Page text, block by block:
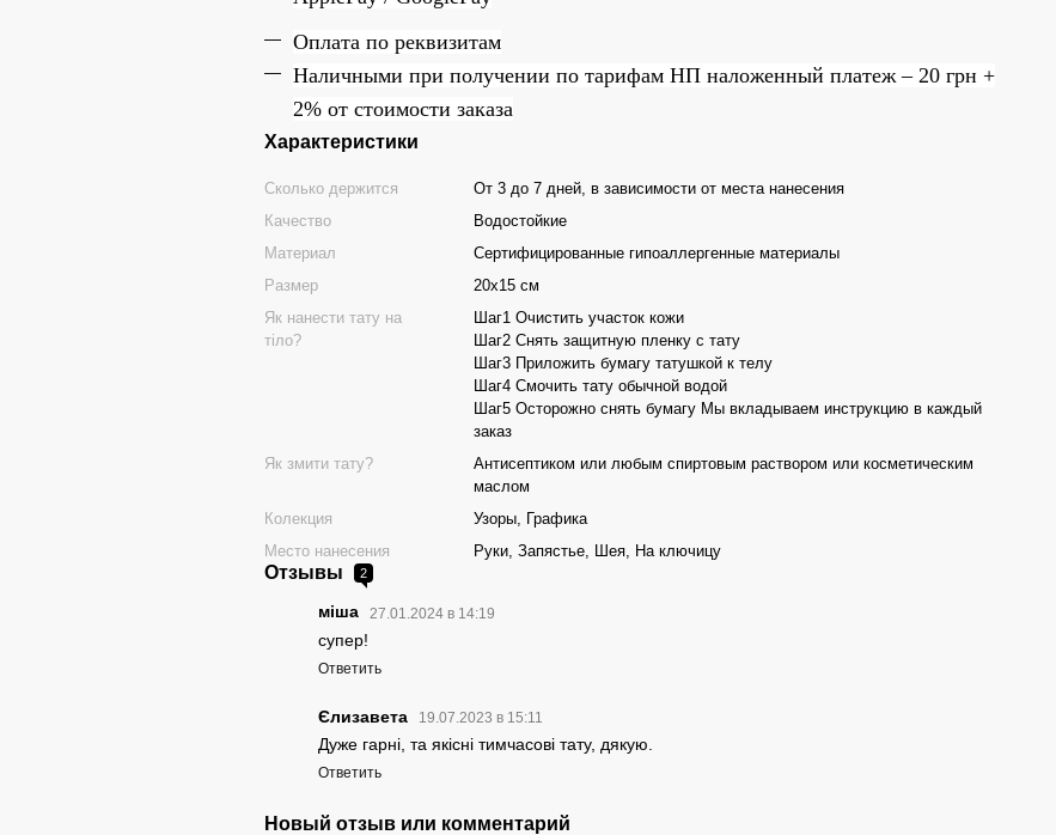
Оплата по реквизитам
Наличными при получении по тарифам НП наложенный платеж – 20 грн +
2% от стоимости заказа
Характеристики
Сколько держится
От 3 до 7 дней, в зависимости от места нанесения
Качество
Водостойкие
Материал
Сертифицированные гипоаллергенные материалы
Размер
20х15 см
Як нанести тату на
тіло?
Шаг1 Очистить участок кожи
Шаг2 Снять защитную пленку с тату
Шаг3 Приложить бумагу татушкой к телу
Шаг4 Смочить тату обычной водой
Шаг5 Осторожно снять бумагу Мы вкладываем инструкцию в каждый
заказ
Як змити тату?
Антисептиком или любым спиртовым раствором или косметическим
маслом
Колекция
Узоры, Графика
Место нанесения
Руки, Запястье, Шея, На ключицу
Отзывы 2
міша 27.01.2024 в 14:19
супер!
Ответить
Єлизавета 19.07.2023 в 15:11
Дуже гарні, та якісні тимчасові тату, дякую.
Ответить
Новый отзыв или комментарий